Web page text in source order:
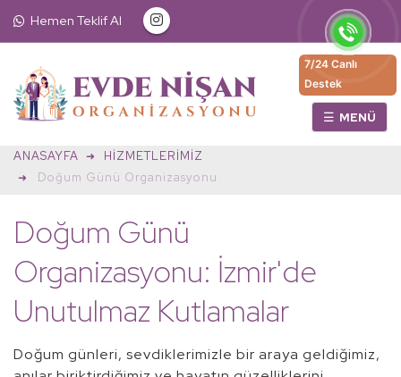
Hemen Teklif Al
☰
ANASAYFA
HIZMETLERIMIZ
Doğum Günü Organizasyonu
Doğum Günü
Organizasyonu: İzmir'de
Unutulmaz Kutlamalar
Doğum günleri, sevdiklerimizle bir araya geldiğimiz,
7/24 Canlı
Destek